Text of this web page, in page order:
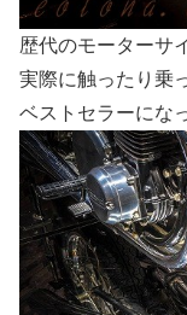
歴代のモーターサ
実際に触ったり乗
ベストセラーにな